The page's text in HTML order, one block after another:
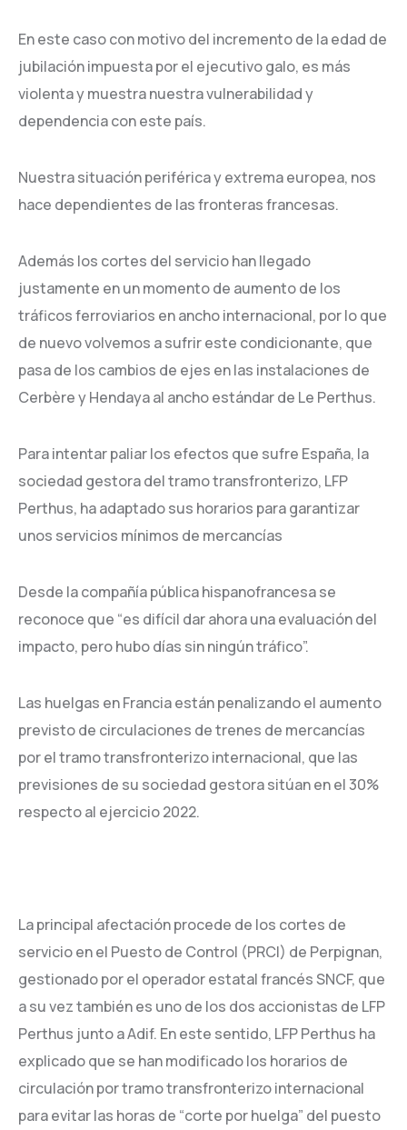
En este caso con motivo del incremento de la edad de
jubilación impuesta por el ejecutivo galo, es más
violenta y muestra nuestra vulnerabilidad y
dependencia con este país.
Nuestra situación periférica y extrema europea, nos
hace dependientes de las fronteras francesas.
Además los cortes del servicio han llegado
justamente en un momento de aumento de los
tráficos ferroviarios en ancho internacional, por lo que
de nuevo volvemos a sufrir este condicionante, que
pasa de los cambios de ejes en las instalaciones de
Cerbère y Hendaya al ancho estándar de Le Perthus.
Para intentar paliar los efectos que sufre España, la
sociedad gestora del tramo transfronterizo, LFP
Perthus, ha adaptado sus horarios para garantizar
unos servicios mínimos de mercancías
Desde la compañía pública hispanofrancesa se
reconoce que “es difícil dar ahora una evaluación del
impacto, pero hubo días sin ningún tráfico”.
Las huelgas en Francia están penalizando el aumento
previsto de circulaciones de trenes de mercancías
por el tramo transfronterizo internacional, que las
previsiones de su sociedad gestora sitúan en el 30%
respecto al ejercicio 2022.
La principal afectación procede de los cortes de
servicio en el Puesto de Control (PRCI) de Perpignan,
gestionado por el operador estatal francés SNCF, que
a su vez también es uno de los dos accionistas de LFP
Perthus junto a Adif. En este sentido, LFP Perthus ha
explicado que se han modificado los horarios de
circulación por tramo transfronterizo internacional
para evitar las horas de “corte por huelga” del puesto